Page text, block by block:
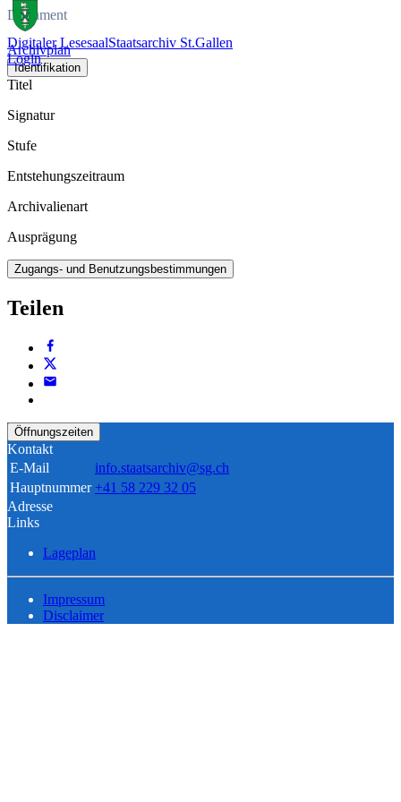
Digitaler LesesaalStaatsarchiv St.Gallen
Login
Dokument
Archivplan
Identifikation
Titel
Signatur
Stufe
Entstehungszeitraum
Archivalienart
Ausprägung
Zugangs- und Benutzungsbestimmungen
Teilen
Öffnungszeiten
Kontakt
E-Mail
info.staatsarchiv@sg.ch
Hauptnummer +41 58 229 32 05
Adresse
Links
Lageplan
Impressum
Disclaimer